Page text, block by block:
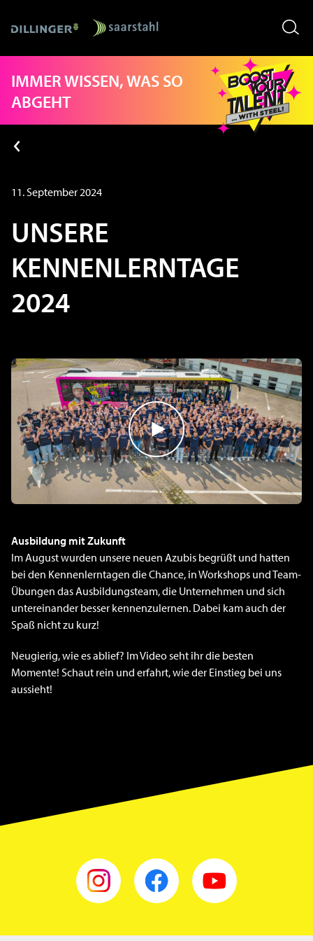
content
IMMER WISSEN, WAS SO
ABGEHT
11. September 2024
UNSERE
KENNENLERNTAGE
2024
Ausbildung mit Zukunft
Im August wurden unsere neuen Azubis begrüßt und hatten
bei den Kennenlerntagen die Chance, in Workshops und Team-
Übungen das Ausbildungsteam, die Unternehmen und sich
untereinander besser kennenzulernen. Dabei kam auch der
Spaß nicht zu kurz!
Neugierig, wie es ablief? Im Video seht ihr die besten
Momente! Schaut rein und erfahrt, wie der Einstieg bei uns
aussieht!
instagram facebook youtube